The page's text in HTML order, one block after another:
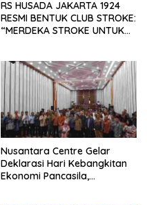
RS HUSADA JAKARTA 1924
RESMI BENTUK CLUB STROKE:
“MERDEKA STROKE UNTUK
Nusantara Centre Gelar
Deklarasi Hari Kebangkitan
Ekonomi Pancasila,